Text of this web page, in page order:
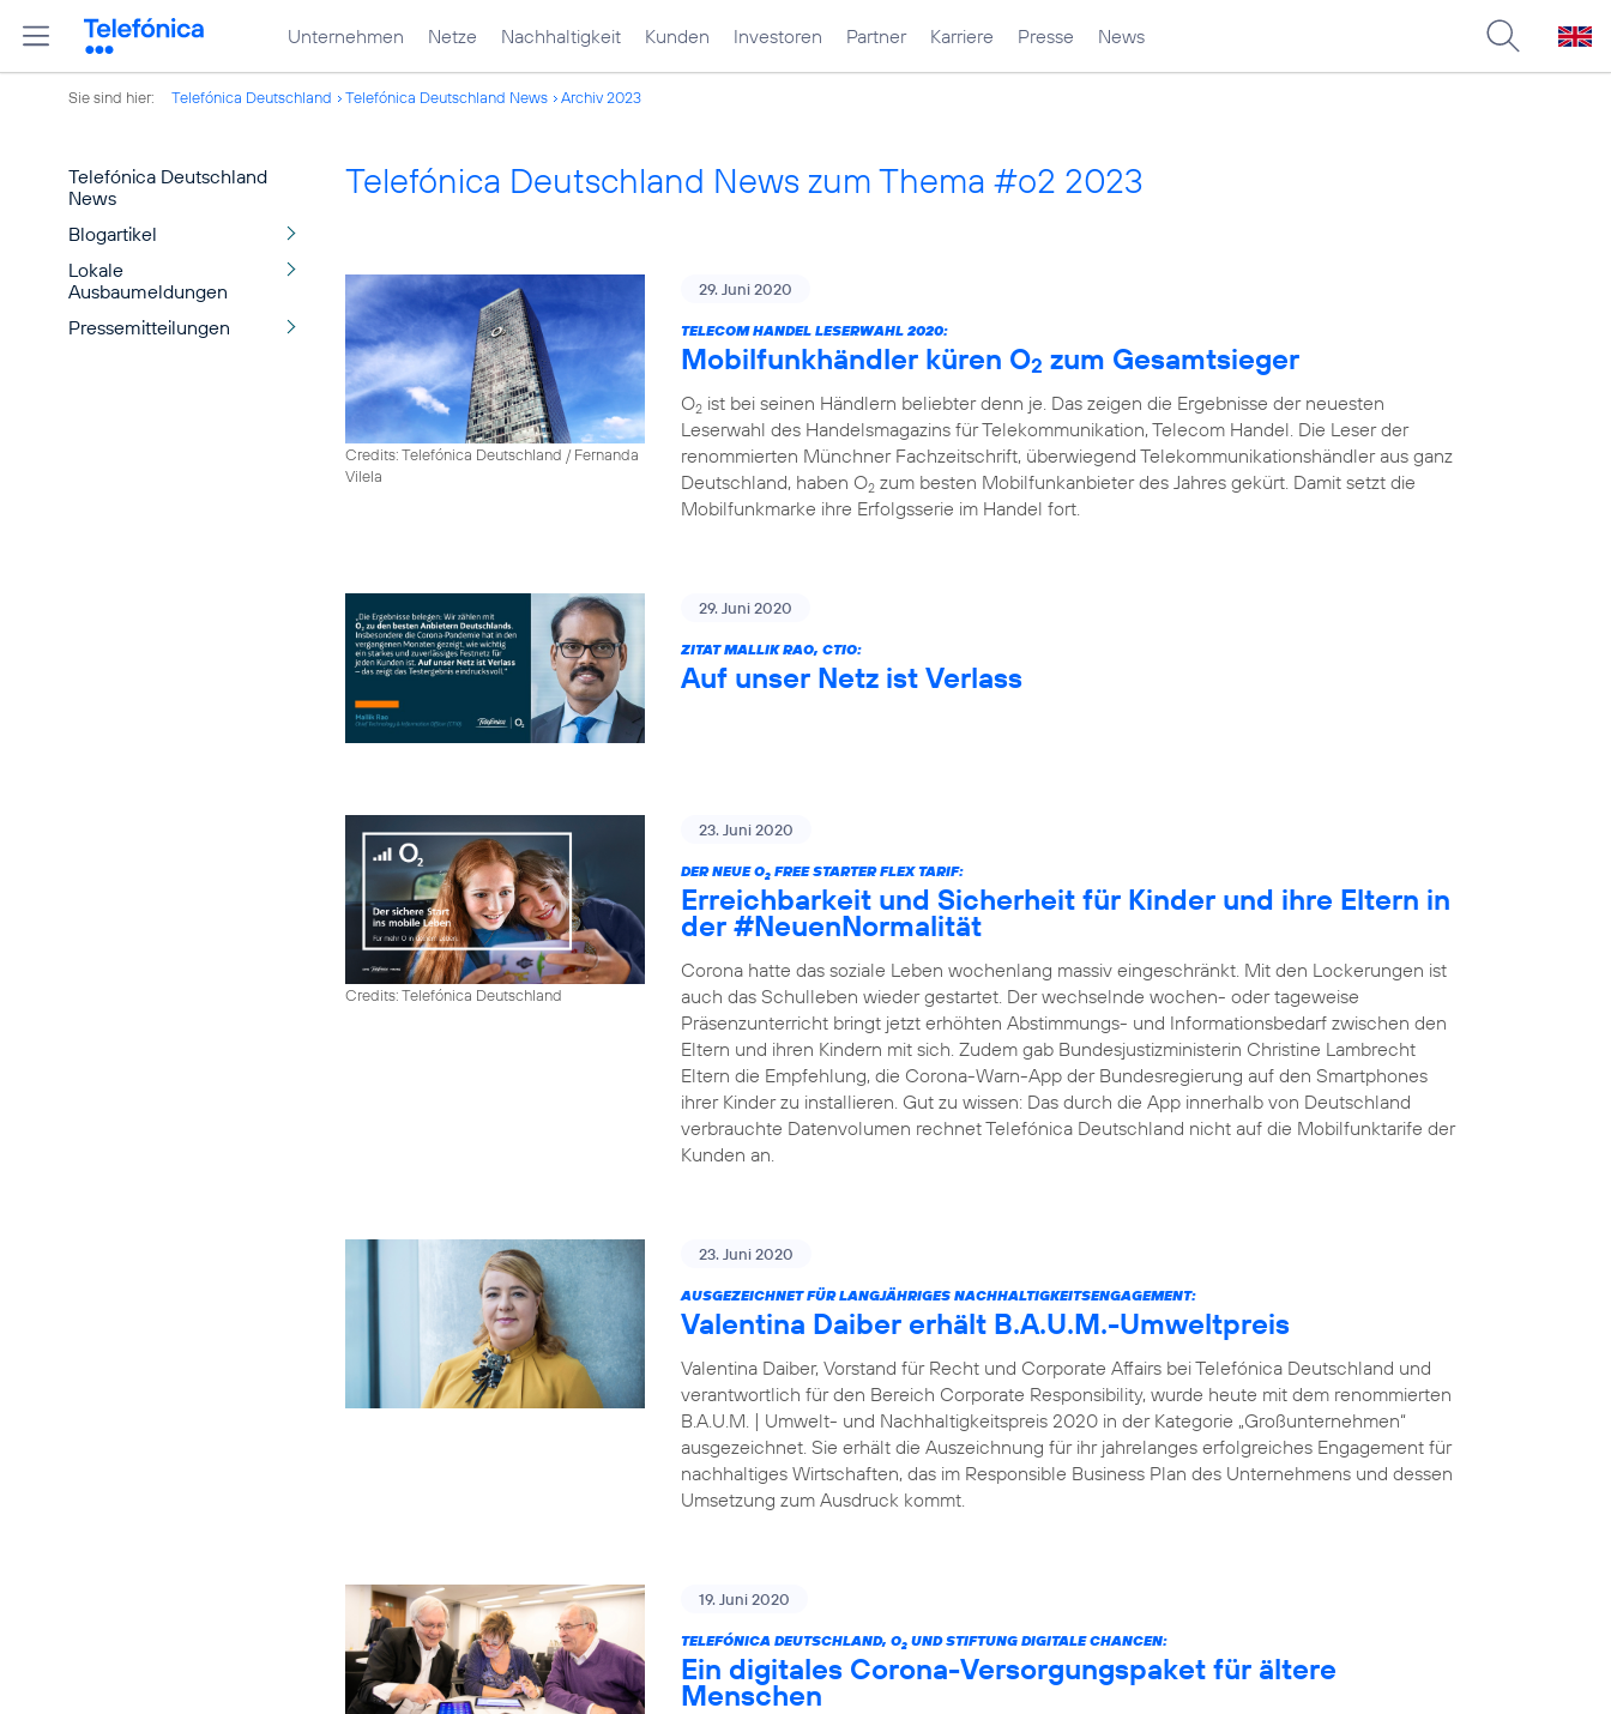
Unternehmen Netze Nachhaltigkeit Kunden Investoren Partner Karriere Presse News
Sie sind hier: Telefónica Deutschland Telefónica Deutschland News Archiv 2023
Telefónica Deutschland
News
Blogartikel
Lokale
Ausbaumeldungen
Pressemitteilungen
Telefónica Deutschland News zum Thema #o2 2023
Credits: Telefónica Deutschland / Fernanda
Vilela
29. Juni 2020
TELECOM HANDEL LESERWAHL 2020:
Mobilfunkhändler küren O2 zum Gesamtsieger
O2 ist bei seinen Händlern beliebter denn je. Das zeigen die Ergebnisse der neuesten
Leserwahl des Handelsmagazins für Telekommunikation, Telecom Handel. Die Leser der
renommierten Münchner Fachzeitschrift, überwiegend Telekommunikationshändler aus ganz
Deutschland, haben O2 zum besten Mobilfunkanbieter des Jahres gekürt. Damit setzt die
Mobilfunkmarke ihre Erfolgsserie im Handel fort.
29. Juni 2020
ZITAT MALLIK RAO, CTIO:
Auf unser Netz ist Verlass
Credits: Telefónica Deutschland
23. Juni 2020
DER NEUE O2 FREE STARTER FLEX TARIF:
Erreichbarkeit und Sicherheit für Kinder und ihre Eltern in
der #NeuenNormalität
Corona hatte das soziale Leben wochenlang massiv eingeschränkt. Mit den Lockerungen ist
auch das Schulleben wieder gestartet. Der wechselnde wochen- oder tageweise
Präsenzunterricht bringt jetzt erhöhten Abstimmungs- und Informationsbedarf zwischen den
Eltern und ihren Kindern mit sich. Zudem gab Bundesjustizministerin Christine Lambrecht
Eltern die Empfehlung, die Corona-Warn-App der Bundesregierung auf den Smartphones
ihrer Kinder zu installieren. Gut zu wissen: Das durch die App innerhalb von Deutschland
verbrauchte Datenvolumen rechnet Telefónica Deutschland nicht auf die Mobilfunktarife der
Kunden an.
23. Juni 2020
AUSGEZEICHNET FÜR LANGJÄHRIGES NACHHALTIGKEITSENGAGEMENT:
Valentina Daiber erhält B.A.U.M.-Umweltpreis
Valentina Daiber, Vorstand für Recht und Corporate Affairs bei Telefónica Deutschland und
verantwortlich für den Bereich Corporate Responsibility, wurde heute mit dem renommierten
B.A.U.M. | Umwelt- und Nachhaltigkeitspreis 2020 in der Kategorie „Großunternehmen“
ausgezeichnet. Sie erhält die Auszeichnung für ihr jahrelanges erfolgreiches Engagement für
nachhaltiges Wirtschaften, das im Responsible Business Plan des Unternehmens und dessen
Umsetzung zum Ausdruck kommt.
19. Juni 2020
TELEFÓNICA DEUTSCHLAND, O2 UND STIFTUNG DIGITALE CHANCEN:
Ein digitales Corona-Versorgungspaket für ältere
Menschen